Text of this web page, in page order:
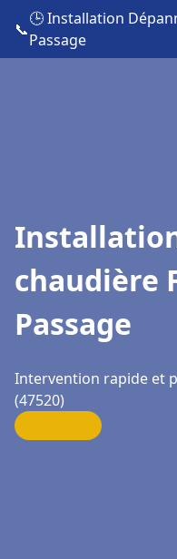
📞
🕒 Installation
Passage
chaudière
Passage
Intervention rapide et
(47520)